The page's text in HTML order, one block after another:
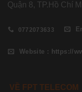
Quận 8, TP.Hồ Chí
0772073633
Website : https://
VỀ FPT TELECOM